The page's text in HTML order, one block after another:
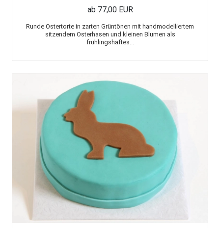
ab 77,00 EUR
Runde Ostertorte in zarten Grüntönen mit handmodelliertem
sitzendem Osterhasen und kleinen Blumen als
frühlingshaftes...